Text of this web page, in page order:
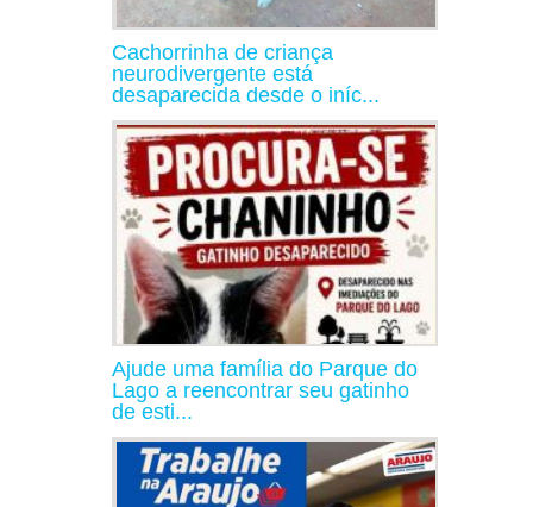
Cachorrinha de criança
neurodivergente está
desaparecida desde o iníc...
Ajude uma família do Parque do
Lago a reencontrar seu gatinho
de esti...